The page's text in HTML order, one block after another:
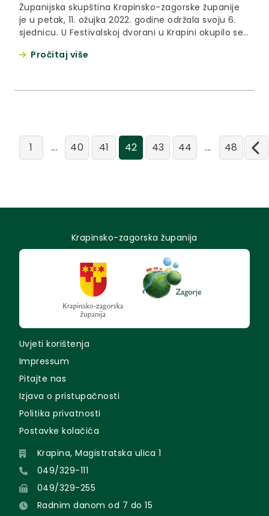
Županijska skupština Krapinsko-zagorske županije
je u petak, 11. ožujka 2022. godine održala svoju 6.
sjednicu. U Festivalskoj dvorani u Krapini okupilo se
predsjednikom Zlatkom Šoršom.
Pročitaj više
1 ... 40 41 42 43 44 ... 48
Krapinsko-zagorska županija
Uvjeti korištenja
Impressum
Pitajte nas
Izjava o pristupačnosti
Politika privatnosti
Postavke kolačića
Krapina, Magistratska ulica 1
049/329-111
049/329-255
Radnim danom od 7 do 15